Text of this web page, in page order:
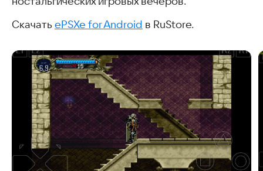
Скачать ePSXe for Android в RuStore.